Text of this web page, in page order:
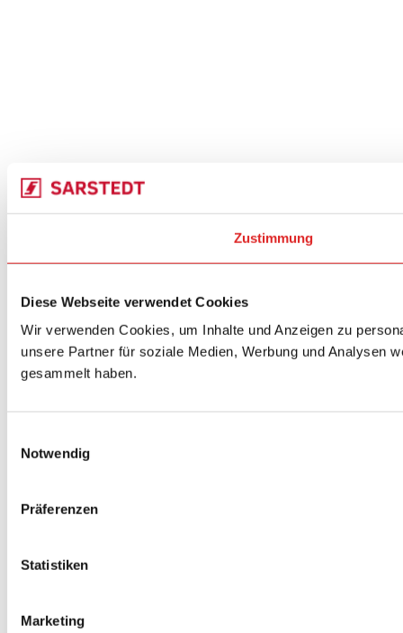
Zustimmung
Diese Webseite verwendet Cookies
Wir verwenden Cookies, um Inhalte und Anzeigen zu
unsere Partner für soziale Medien, Werbung und Analysen
gesammelt haben.
Notwendig
Präferenzen
Statistiken
Marketing